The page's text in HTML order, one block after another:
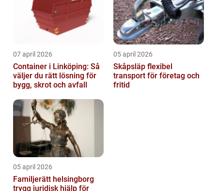
07 april 2026
Container i Linköping: Så
väljer du rätt lösning för
bygg, skrot och avfall
05 april 2026
Skåpsläp flexibel
transport för företag och
fritid
05 april 2026
Familjerätt helsingborg
trygg juridisk hjälp för